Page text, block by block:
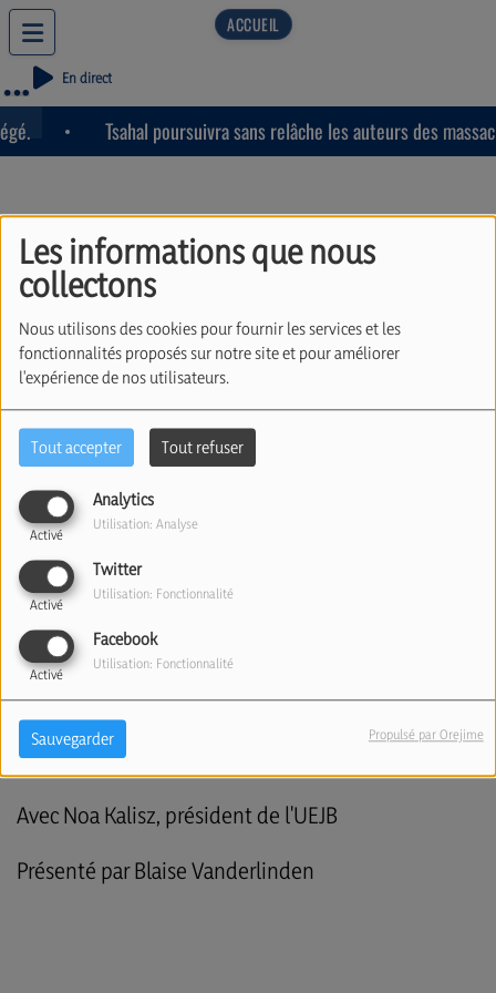
Les informations que nous
collectons
Nous utilisons des cookies pour fournir les services et les
fonctionnalités proposés sur notre site et pour améliorer
l'expérience de nos utilisateurs.
Tout accepter Tout refuser
Analytics
Activé
Utilisation: Analyse
Twitter
Activé
Utilisation: Fonctionnalité
Facebook
Activé
Utilisation: Fonctionnalité
Sauvegarder Propulsé par Orejime
En direct
Tsahal poursuivra sans relâche les auteurs des
L'UEJB célèbre ses 80
ans (06/04/26)
L'UEJB célèbre ses 80 ans (06/04/26)
Avec Noa Kalisz, président de l'UEJB
Présenté par Blaise Vanderlinden